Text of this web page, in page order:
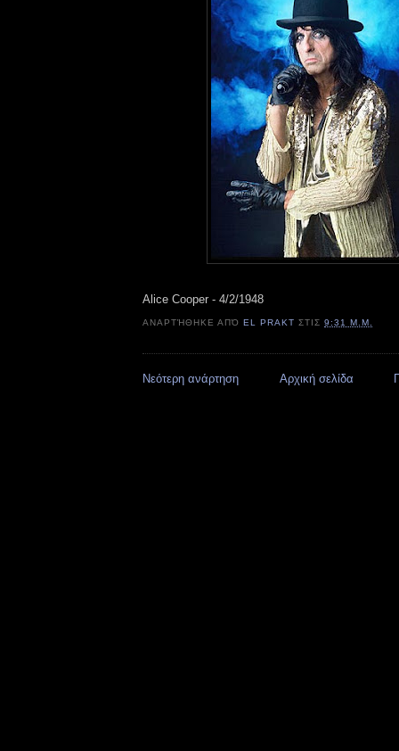
Alice Cooper - 4/2/1948
ΑΝΑΡΤΉΘΗΚΕ ΑΠΌEL PRAKT ΣΤΙΣ9:31 Μ.Μ.
Νεότερη ανάρτηση Αρχική σελίδα